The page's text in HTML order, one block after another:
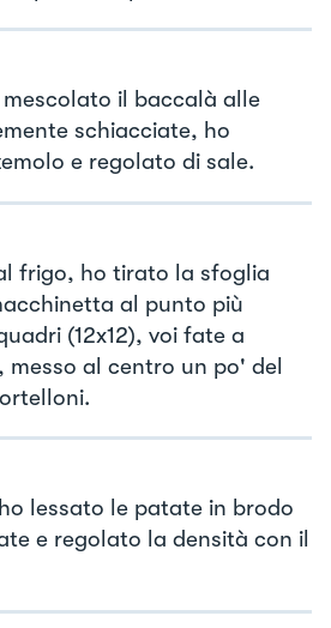
il baccalà alle
schiacciate, ho
e regolato di sale.
frigo, ho tirato la sfoglia
al punto più
(12x12), voi fate a
al centro un po' del
lessato le patate in brodo
e regolato la densità con il